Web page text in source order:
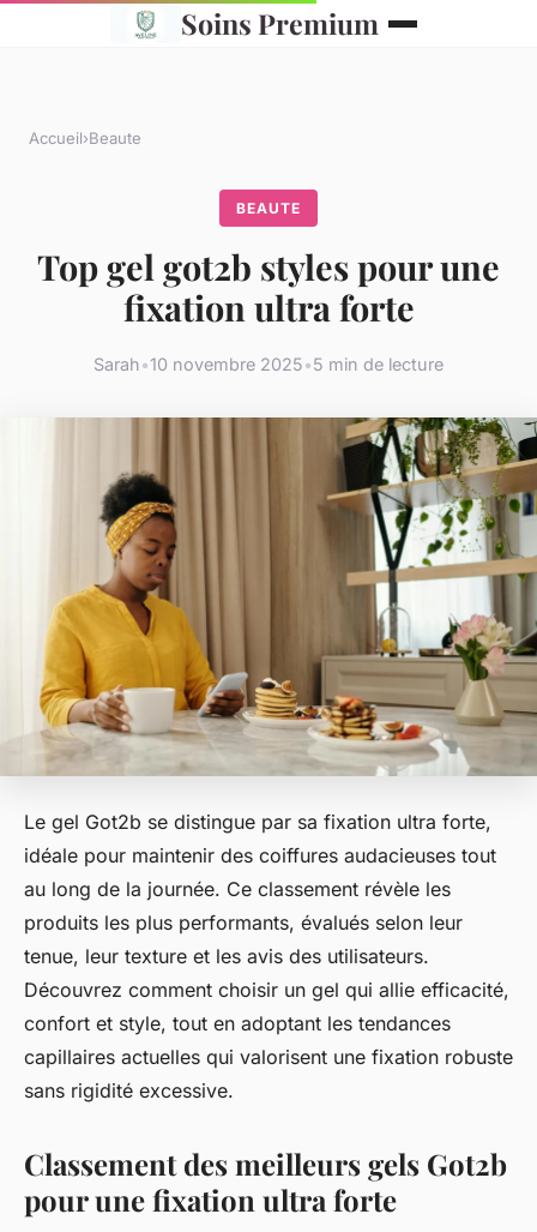
Soins Premium
Accueil›Beaute
BEAUTE
Top gel got2b styles pour une
fixation ultra forte
Sarah•10 novembre 2025•5 min de lecture
Le gel Got2b se distingue par sa fixation ultra forte,
idéale pour maintenir des coiffures audacieuses tout
au long de la journée. Ce classement révèle les
produits les plus performants, évalués selon leur
tenue, leur texture et les avis des utilisateurs.
Découvrez comment choisir un gel qui allie efficacité,
confort et style, tout en adoptant les tendances
capillaires actuelles qui valorisent une fixation robuste
sans rigidité excessive.
Classement des meilleurs gels Got2b
pour une fixation ultra forte